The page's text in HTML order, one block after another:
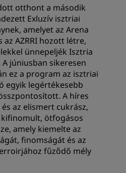
otthont a második
Exluzív isztriai
amelyet az Arena
AZRRI hozott létre,
ünnepeljék Isztria
júniusban sikeresen
ez a program az isztriai
egyik legértékesebb
A híres
az elismert cukrász,
ötfogásos
amely kiemelte az
finomságát és az
fűződő mély